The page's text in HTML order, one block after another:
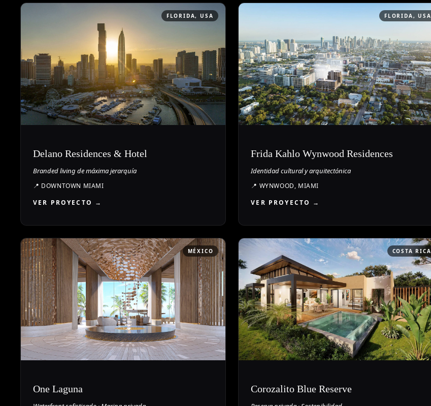
FLORIDA, USA
Delano Residences & Hotel
Branded living de máxima jerarquía
📍 DOWNTOWN MIAMI
VER PROYECTO →
FLORIDA, USA
Frida Kahlo Wynwood Residences
Identidad cultural y arquitectónica
📍 WYNWOOD, MIAMI
VER PROYECTO →
MÉXICO
One Laguna
COSTA RICA
Corozalito Blue Reserve